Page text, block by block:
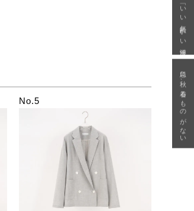
No.5
「いい年齢 いい洋服」
急に秋、着るものがない